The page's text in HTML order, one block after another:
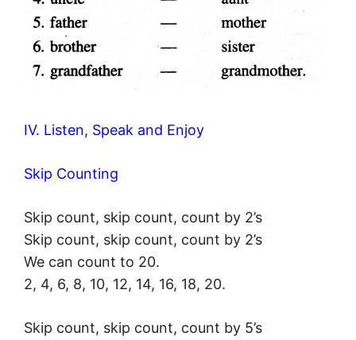
IV. Listen, Speak and Enjoy
Skip Counting
Skip count, skip count, count by 2’s
Skip count, skip count, count by 2’s
We can count to 20.
2, 4, 6, 8, 10, 12, 14, 16, 18, 20.
Skip count, skip count, count by 5’s